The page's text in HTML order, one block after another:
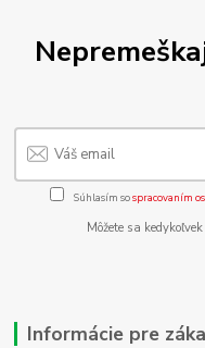
Súhlasím sospracovaním
Môžete sa
Informácie pre